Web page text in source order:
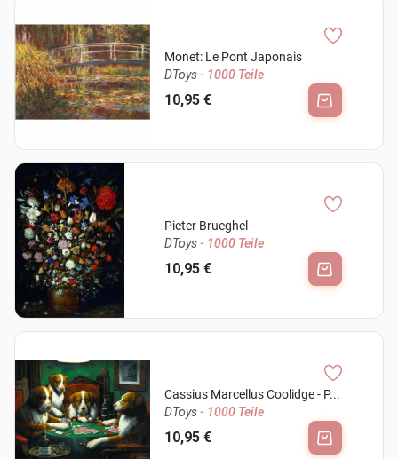
Monet: Le Pont Japonais
DToys- 1000 Teile
10,95 €
Pieter Brueghel
DToys- 1000 Teile
10,95 €
Cassius Marcellus Coolidge - P...
DToys- 1000 Teile
10,95 €